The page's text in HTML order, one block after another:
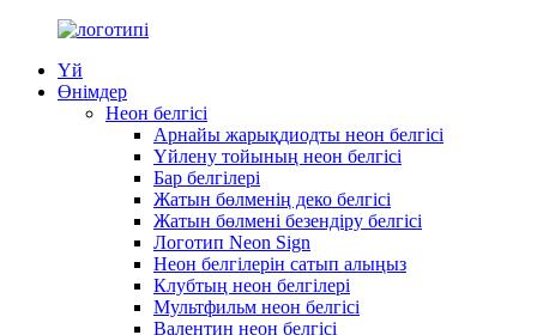
Үй
Өнімдер
Неон белгісі
Арнайы жарықдиодты неон белгісі
Үйлену тойының неон белгісі
Бар белгілері
Жатын бөлменің деко белгісі
Жатын бөлмені безендіру белгісі
Логотип Neon Sign
Неон белгілерін сатып алыңыз
Клубтың неон белгілері
Мультфильм неон белгісі
Валентин неон белгісі